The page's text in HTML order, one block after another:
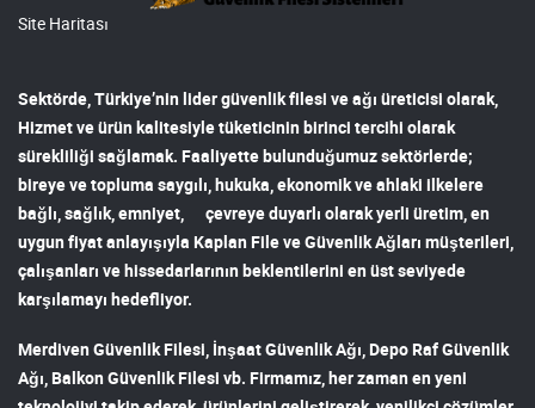
Site Haritası
Sektörde, Türkiye’nin lidergüvenlik filesi ve ağı üreticisi olarak,
Hizmet ve ürün kalitesiyle tüketicinin birinci tercihi olarak
sürekliliği sağlamak. Faaliyette bulunduğumuz sektörlerde;
bireye ve topluma saygılı, hukuka, ekonomik ve ahlaki ilkelere
bağlı, sağlık, emniyet, çevreye duyarlı olarak yerli üretim, en
uygun fiyat anlayışıyla Kaplan File ve Güvenlik Ağları müşterileri,
çalışanları ve hissedarlarının beklentilerini en üst seviyede
karşılamayı hedefliyor.
Merdiven Güvenlik Filesi, İnşaat Güvenlik Ağı, Depo Raf Güvenlik
Ağı, Balkon Güvenlik Filesi vb. Firmamız, her zaman en yeni